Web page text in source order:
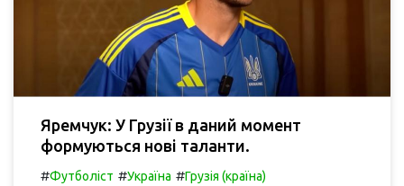
Яремчук: У Грузії в даний момент
формуються нові таланти.
#Футболіст #Україна #Грузія (країна)